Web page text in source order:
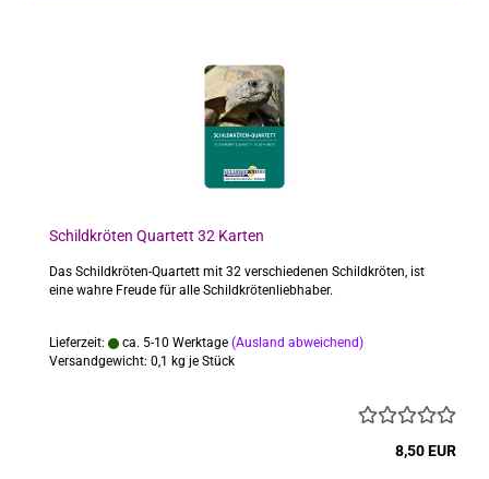
Schildkröten Quartett 32 Karten
Das Schildkröten-Quartett mit 32 verschiedenen Schildkröten, ist
eine wahre Freude für alle Schildkrötenliebhaber.
Lieferzeit: ca. 5-10 Werktage (Ausland abweichend)
Versandgewicht: 0,1 kg je Stück
8,50 EUR